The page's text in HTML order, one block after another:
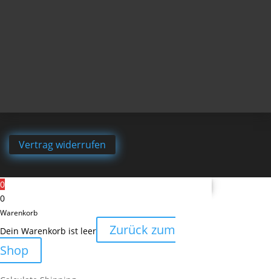
Vertrag widerrufen
0
0
Warenkorb
Dein Warenkorb ist leer
Zurück zum
Shop